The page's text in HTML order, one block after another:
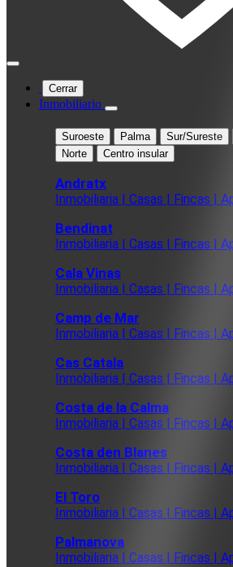
Cerrar
Inmobiliario
Suroeste Palma Sur/Sureste
Norte
Centro insular
Andratx
Inmobiliaria | Casas | Fincas |
Bendinat
Inmobiliaria | Casas | Fincas |
Cala Vinas
Inmobiliaria | Casas | Fincas |
Camp de Mar
Inmobiliaria | Casas | Fincas |
Cas Catala
Inmobiliaria | Casas | Fincas |
Costa de la Calma
Inmobiliaria | Casas | Fincas |
Costa den Blanes
Inmobiliaria | Casas | Fincas |
El Toro
Inmobiliaria | Casas | Fincas |
Palmanova
Inmobiliaria | Casas | Fincas |